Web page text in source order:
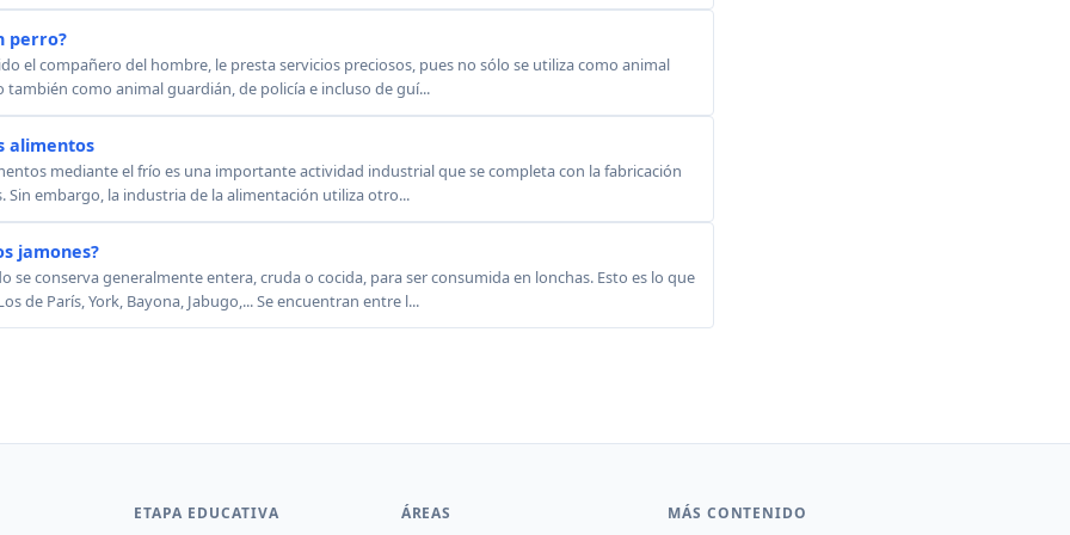
perro?
el compañero del hombre, le presta servicios preciosos, pues no sólo se utiliza como animal
también como animal guardián, de policía e incluso de guí...
alimentos
mediante el frío es una importante actividad industrial que se completa con la fabricación
Sin embargo, la industria de la alimentación utiliza otro...
jamones?
se conserva generalmente entera, cruda o cocida, para ser consumida en lonchas. Esto es lo que
de París, York, Bayona, Jabugo,... Se encuentran entre l...
ETAPA EDUCATIVA ÁREAS MÁS CONTENIDO